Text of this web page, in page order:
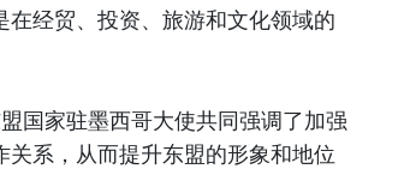
经贸、投资、旅游和文化领域的
国家驻墨西哥大使共同强调了加强
系，从而提升东盟的形象和地位